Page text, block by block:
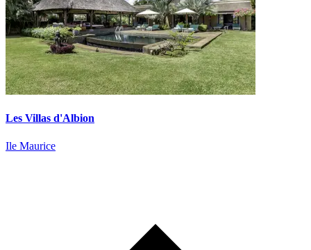
Les Villas d'Albion
Ile Maurice